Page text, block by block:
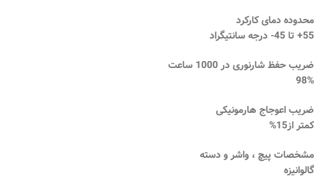
محدوده دمای کارکرد
55+ تا 45- درجه سانتیگراد
ضریب حفظ شارنوری در 1000 ساعت
98%
ضریب اعوجاج هارمونیکی
کمتر از15%
مشخصات پیچ ، واشر و دسته
گالوانیزه